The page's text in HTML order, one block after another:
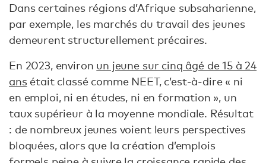
Dans certaines régions d’Afrique subsaharienne,
par exemple, les marchés du travail des jeunes
demeurent structurellement précaires.
En 2023, environ un jeune sur cinq âgé de 15 à 24
ansétait classé comme NEET, c’est-à-dire « ni
en emploi, ni en études, ni en formation », un
taux supérieur à la moyenne mondiale. Résultat
: de nombreux jeunes voient leurs perspectives
bloquées, alors que la création d’emplois